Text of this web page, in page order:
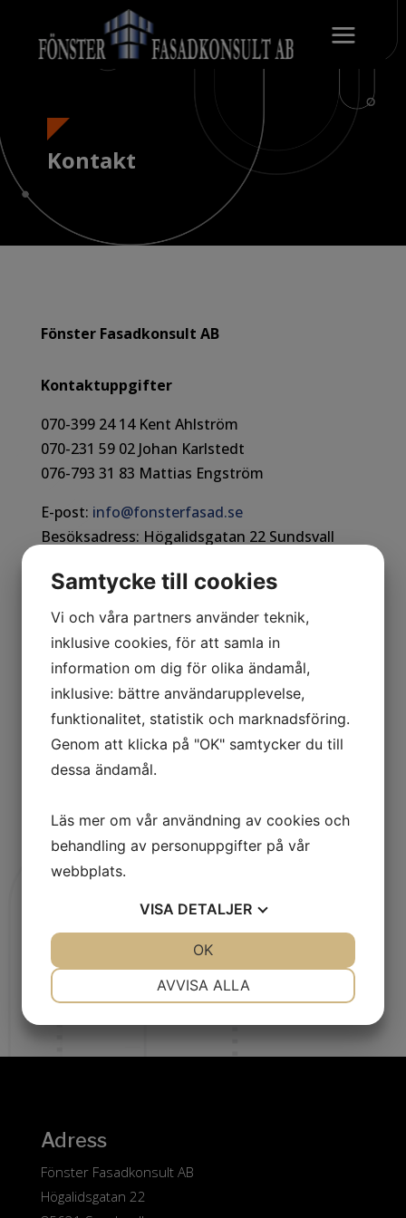
Kontakt
Fönster Fasadkonsult AB
Kontaktuppgifter
070-399 24 14 Kent Ahlström
070-231 59 02 Johan Karlstedt
076-793 31 83 Mattias Engström
E-post: info@fonsterfasad.se
Besöksadress: Högalidsgatan 22 Sundsvall
Adress
Fönster Fasadkonsult AB
Högalidsgatan 22
Samtycke till cookies
Vi och våra partners använder teknik,
inklusive cookies, för att samla in
information om dig för olika ändamål,
inklusive: bättre användarupplevelse,
funktionalitet, statistik och marknadsföring.
Genom att klicka på "OK" samtycker du till
dessa ändamål.
Läs mer om vår användning av cookies och
behandling av personuppgifter på vår
webbplats.
VISA DETALJER
AVVISA ALLA
OK